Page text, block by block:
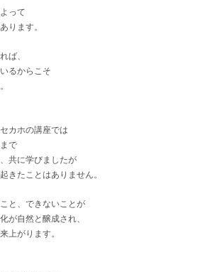
って
ります。
ば、
るからこそ
カホの講座では
で
共に学びましたが
きたことはありません。
と、できないことが
が自然と醸成され、
上がります。